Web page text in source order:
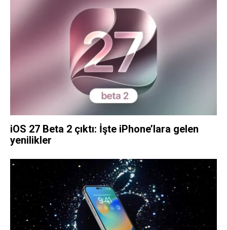
iOS 27 Beta 2 çıktı: İşte iPhone’lara gelen
yenilikler